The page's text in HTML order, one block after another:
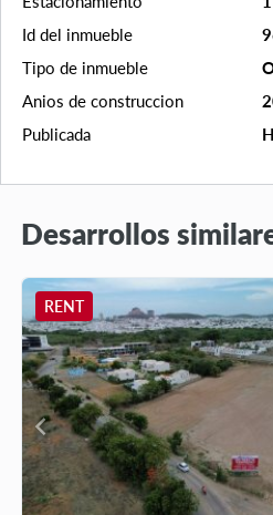
Id del inmueble
Tipo de inmueble
Anios de construccion
Publicada
Desarrollos
RENT
chevron_left